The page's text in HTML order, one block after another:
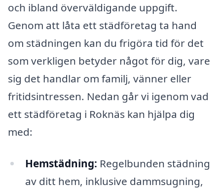
och ibland överväldigande uppgift.
Genom att låta ett städföretag ta hand
om städningen kan du frigöra tid för det
som verkligen betyder något för dig, vare
sig det handlar om familj, vänner eller
fritidsintressen. Nedan går vi igenom vad
ett städföretag i Roknäs kan hjälpa dig
med:
Hemstädning: Regelbunden städning
av ditt hem, inklusive dammsugning,